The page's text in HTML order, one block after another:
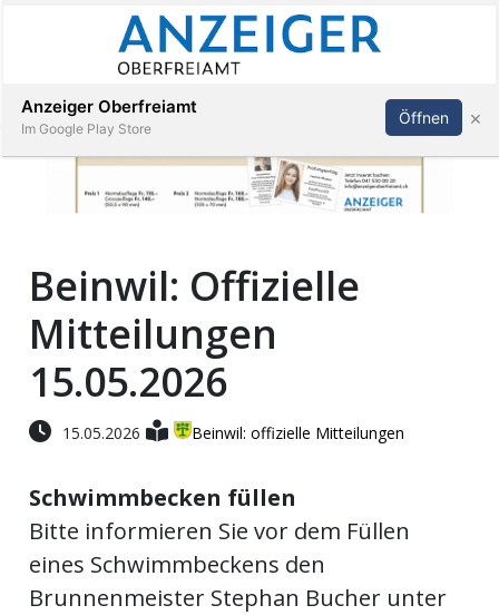
Veranstaltungen
Stellen
Paper
App
Abonnieren Anmelden
Beinwil: Offizielle
Mitteilungen
15.05.2026
15.05.2026 Beinwil: offizielle Mitteilungen
Schwimmbecken füllen
Bitte informieren Sie vor dem Füllen
eines Schwimmbeckens den
Brunnenmeister Stephan Bucher unter
Anzeiger Oberfreiamt
Im Google Play Store
Öffnen ×